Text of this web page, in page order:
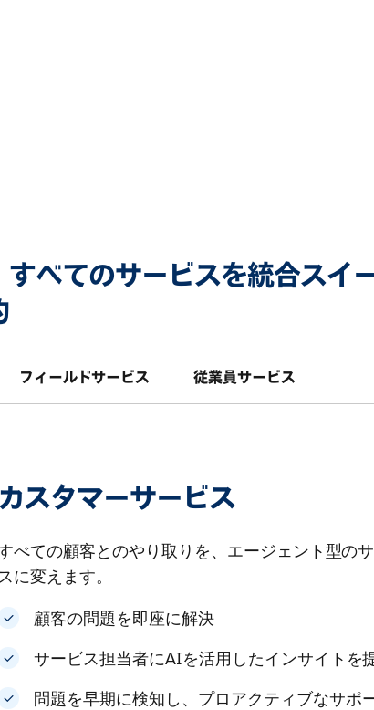
べてのサービスを統合スイ
フィールドサービス 従業員サービス
カスタマーサービス
べての顧客とのやり取りを、エージェント型の
に変えます。
顧客の問題を即座に解決
サービス担当者にAIを活用したインサイトを
問題を早期に検知し、プロアクティブなサポ